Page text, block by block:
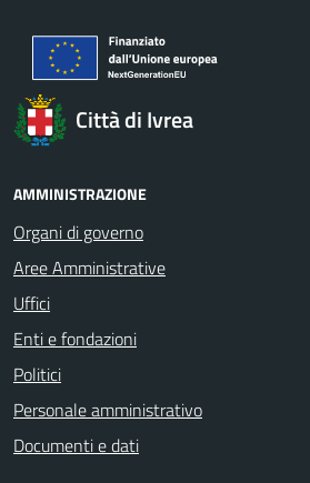
Città di Ivrea
AMMINISTRAZIONE
Organi di governo
Aree Amministrative
Uffici
Enti e fondazioni
Politici
Personale amministrativo
Documenti e dati